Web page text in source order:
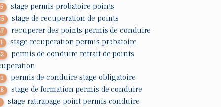
stage permis probatoire points
stage de recuperation de points
recuperer des points permis de conduire
stage recuperation permis probatoire
permis de conduire retrait de points
permis de conduire stage obligatoire
stage de formation permis de conduire
stage rattrapage point permis conduire